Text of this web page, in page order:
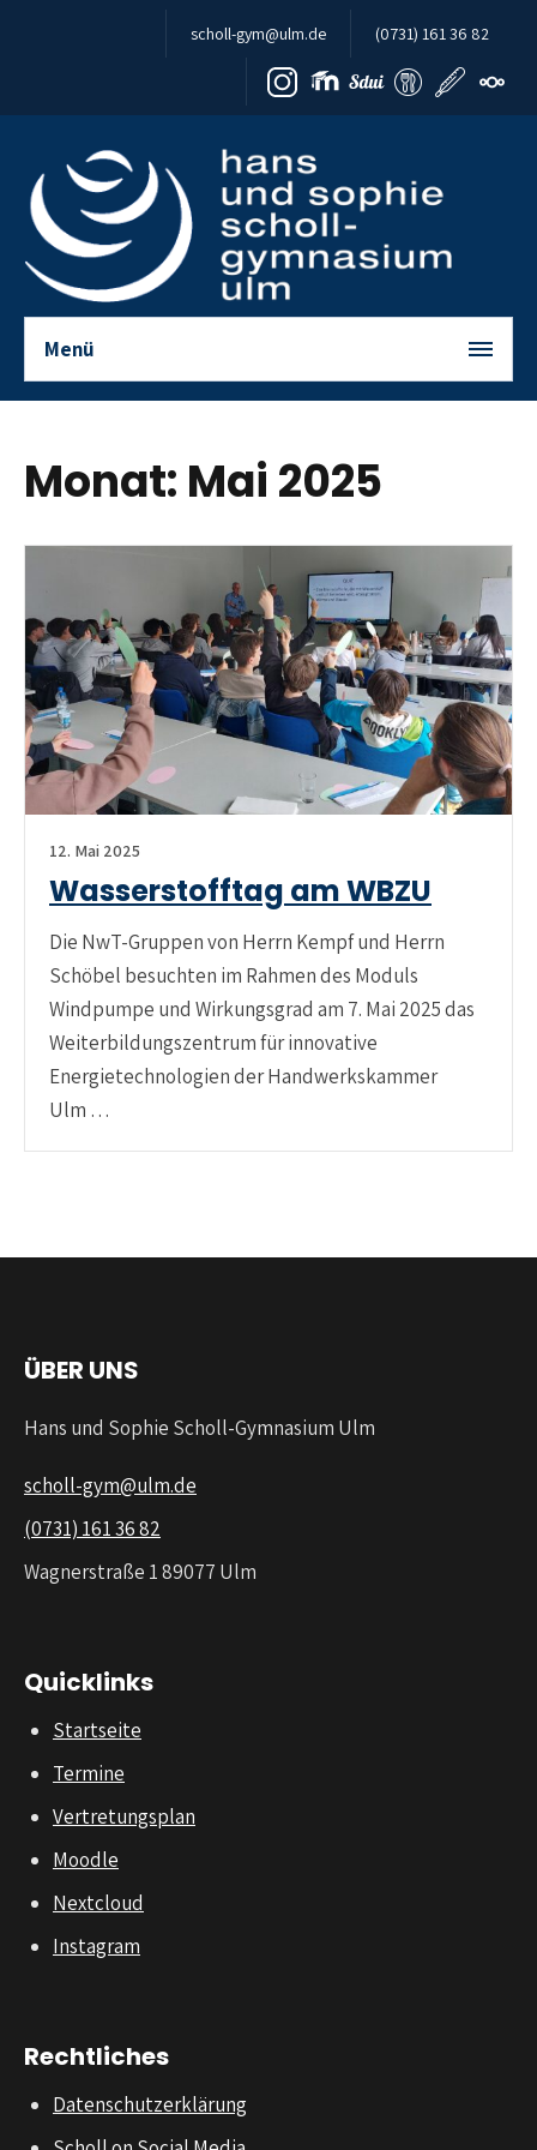
Zum Inhalt springen
scholl-gym@ulm.de (0731) 161 36 82
Menü
Monat: Mai 2025
12. Mai 2025
Wasserstofftag am WBZU
Die NwT-Gruppen von Herrn Kempf und Herrn
Schöbel besuchten im Rahmen des Moduls
Windpumpe und Wirkungsgrad am 7. Mai 2025 das
Weiterbildungszentrum für innovative
Energietechnologien der Handwerkskammer
Ulm …
ÜBER UNS
Hans und Sophie Scholl-Gymnasium Ulm
scholl-gym@ulm.de
(0731) 161 36 82
Wagnerstraße 1 89077 Ulm
Quicklinks
Startseite
Termine
Vertretungsplan
Moodle
Nextcloud
Instagram
Rechtliches
Datenschutzerklärung